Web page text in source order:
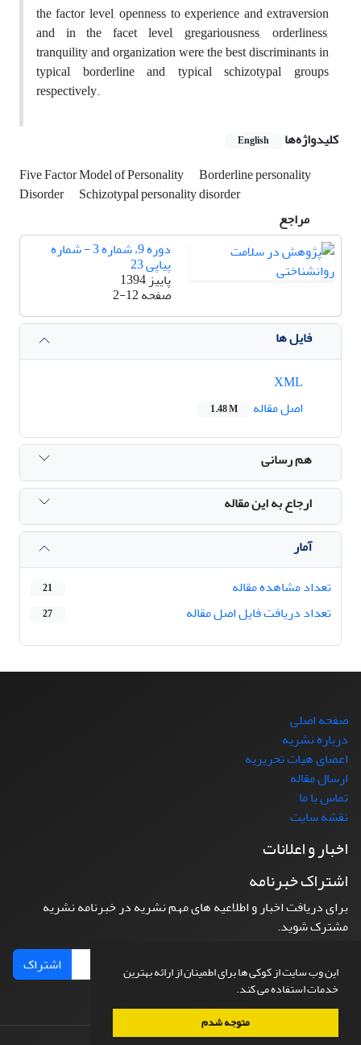
این وب سایت از کوکی ها برای اطمینان از ارائه بهترین
خدمات استفاده می کند.
متوجه شدم
the factor level, openness to experience and extraversion
and in the facet level, gregariousness, orderliness,
tranquility and organization were the best discriminants in
typical borderline and typical schizotypal groups
respectively.
کلیدواژه‌ها
English
Five Factor Model of Personality
Borderline personality
Disorder
Schizotypal personality disorder
مراجع
دوره 9، شماره 3 - شماره
پیاپی 23
پاییز 1394
صفحه2-12
فایل ها
اصل مقاله
1.48 M
هم رسانی
ارجاع به این مقاله
آمار
تعداد مشاهده مقاله
21
تعداد دریافت فایل اصل مقاله 27
صفحه اصلی
درباره نشریه
اعضای هیات تحریریه
ارسال مقاله
تماس با ما
نقشه سایت
اخبار و اعلانات
اشتراک خبرنامه
برای دریافت اخبار و اطلاعیه های مهم نشریه در خبرنامه نشریه
مشترک شوید.
اشتراک